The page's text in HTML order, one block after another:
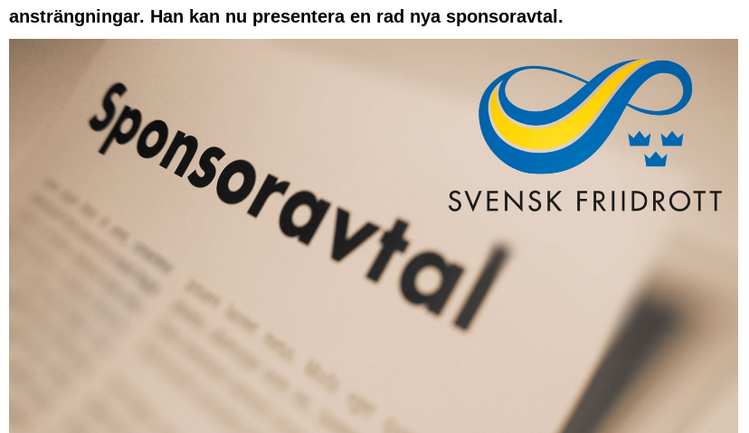
ansträngningar. Han kan nu presentera en rad nya sponsoravtal.